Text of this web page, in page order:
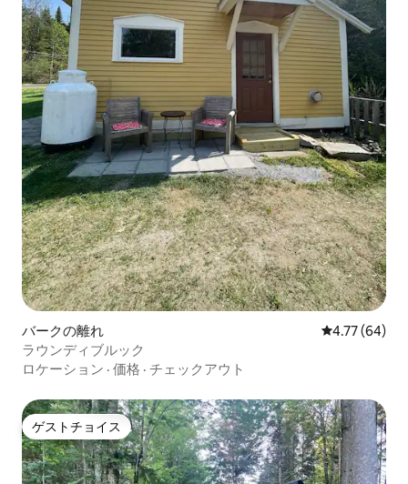
バークの離れ レビュー64
4.77 (64)
ラウンディブルック
ロケーション · 価格 · チェックアウト
ゲストチョイス
ゲストチョイス